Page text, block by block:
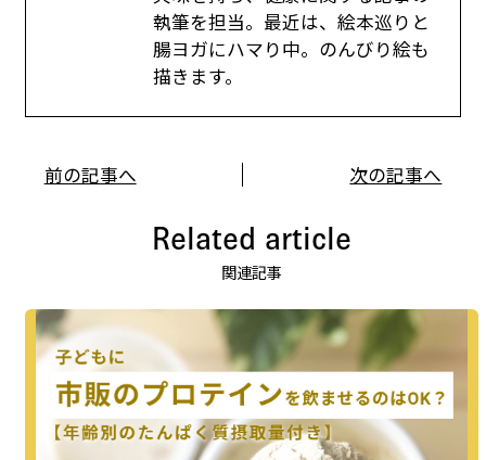
執筆を担当。最近は、絵本巡りと
腸ヨガにハマり中。のんびり絵も
描きます。
前の記事へ 次の記事へ
Related article
関連記事